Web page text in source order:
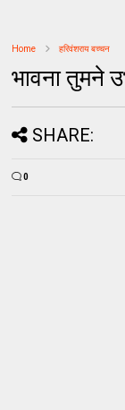
Home हरिवंशराय बच्चन
भावना तुमने
SHARE:
0